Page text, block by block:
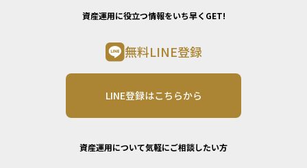
資産運用に役立つ情報をいち早くGET!
無料LINE登録
LINE登録はこちらから
資産運用について気軽にご相談したい方